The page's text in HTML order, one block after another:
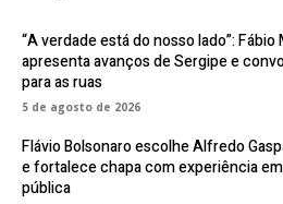
“A verdade está do nosso lado”:
apresenta avanços de Sergipe e
para as ruas
5 de agosto de 2026
Flávio Bolsonaro escolhe Alfredo
e fortalece chapa com experiência
pública